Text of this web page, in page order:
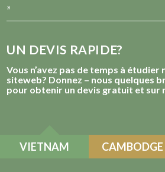
»
UN DEVIS RAPIDE?
Vous n’avez pas de temps à étudier
siteweb? Donnez – nous quelques
pour obtenir un devis gratuit et sur
VIETNAM CAMBODGE